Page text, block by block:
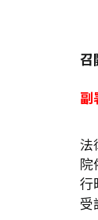
召
副
法
院
行
受